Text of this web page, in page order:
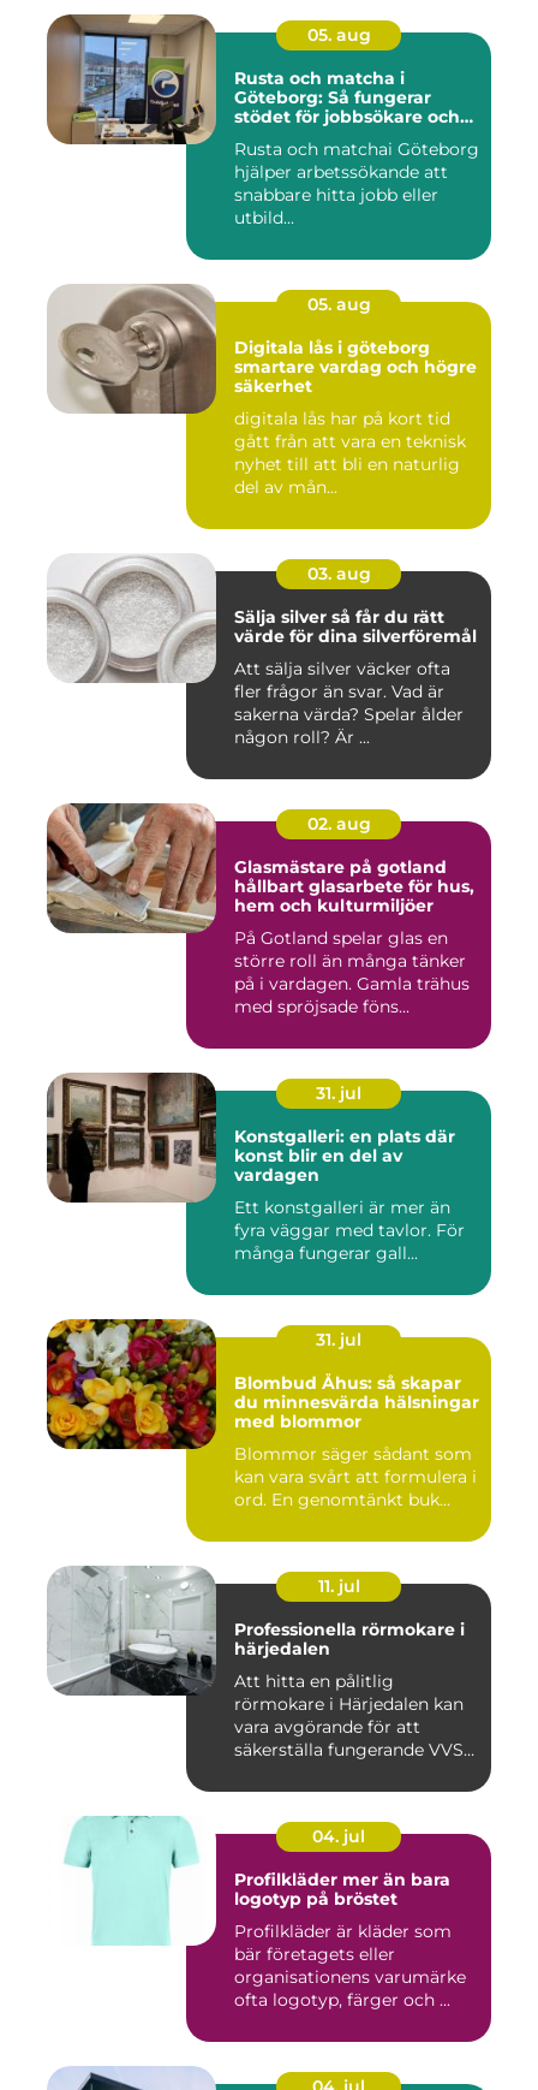
05. aug
Rusta och matcha i
Göteborg: Så fungerar
stödet för jobbsökare och
Rusta och matchai Göteborg
hjälper arbetssökande att
snabbare hitta jobb eller
utbild...
05. aug
Digitala lås i göteborg
smartare vardag och högre
säkerhet
digitala lås har på kort tid
gått från att vara en teknisk
nyhet till att bli en naturlig
del av mån...
03. aug
Sälja silver så får du rätt
värde för dina silverföremål
Att sälja silver väcker ofta
fler frågor än svar. Vad är
sakerna värda? Spelar ålder
någon roll? Är ...
02. aug
Glasmästare på gotland
hållbart glasarbete för hus,
hem och kulturmiljöer
På Gotland spelar glas en
större roll än många tänker
på i vardagen. Gamla trähus
med spröjsade föns...
31. jul
Konstgalleri: en plats där
konst blir en del av
vardagen
Ett konstgalleri är mer än
fyra väggar med tavlor. För
många fungerar gall...
31. jul
Blombud Åhus: så skapar
du minnesvärda hälsningar
med blommor
Blommor säger sådant som
kan vara svårt att formulera i
ord. En genomtänkt buk...
11. jul
Professionella rörmokare i
härjedalen
Att hitta en pålitlig
rörmokare i Härjedalen kan
vara avgörande för att
säkerställa fungerande VVS-
04. jul
Profilkläder mer än bara
logotyp på bröstet
Profilkläder är kläder som
bär företagets eller
organisationens varumärke
ofta logotyp, färger och ...